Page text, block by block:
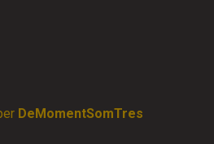
DeMomentSomTres